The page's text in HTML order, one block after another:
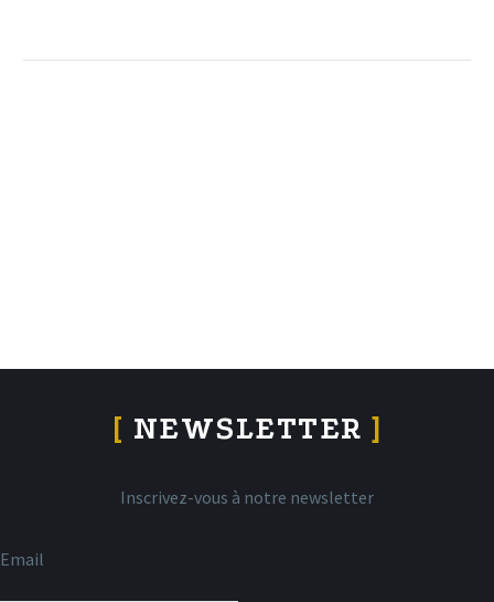
[ NEWSLETTER ]
Inscrivez-vous à notre newsletter
Email